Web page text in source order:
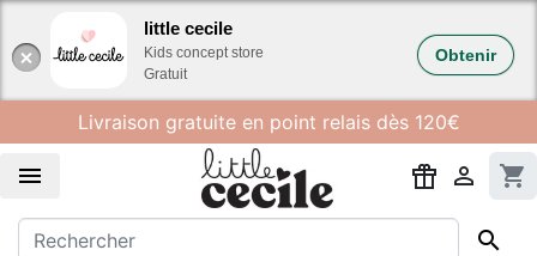
little cecile
Kids concept store
Gratuit
Obtenir
Livraison gratuite en point relais dès 120€
  shopping_cart
